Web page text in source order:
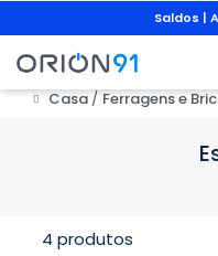
Saldos |
Casa Ferragens e
4 produtos